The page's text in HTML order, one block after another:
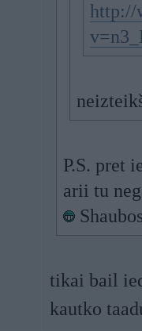
http://
P.S. pret
arii tu
tikai bail
kautko